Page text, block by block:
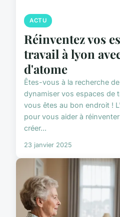
ACTU
Réinventez vos
travail à lyon
d'atome
Êtes-vous à la recherche
dynamiser vos espaces de
vous êtes au bon endroit !
pour vous aider à
créer...
23 janvier 2025